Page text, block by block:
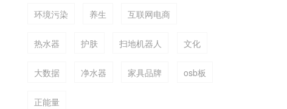
环境污染 养生 互联网电商
热水器 护肤 扫地机器人 文化
大数据 净水器 家具品牌 osb板
正能量